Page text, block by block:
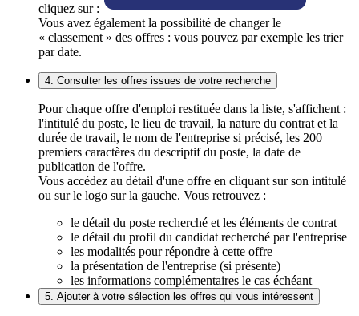
cliquez sur :
Vous avez également la possibilité de changer le
« classement » des offres : vous pouvez par exemple les trier
par date.
4. Consulter les offres issues de votre recherche
Pour chaque offre d'emploi restituée dans la liste, s'affichent :
l'intitulé du poste, le lieu de travail, la nature du contrat et la
durée de travail, le nom de l'entreprise si précisé, les 200
premiers caractères du descriptif du poste, la date de
publication de l'offre.
Vous accédez au détail d'une offre en cliquant sur son intitulé
ou sur le logo sur la gauche. Vous retrouvez :
le détail du poste recherché et les éléments de contrat
le détail du profil du candidat recherché par l'entreprise
les modalités pour répondre à cette offre
la présentation de l'entreprise (si présente)
les informations complémentaires le cas échéant
5. Ajouter à votre sélection les offres qui vous intéressent